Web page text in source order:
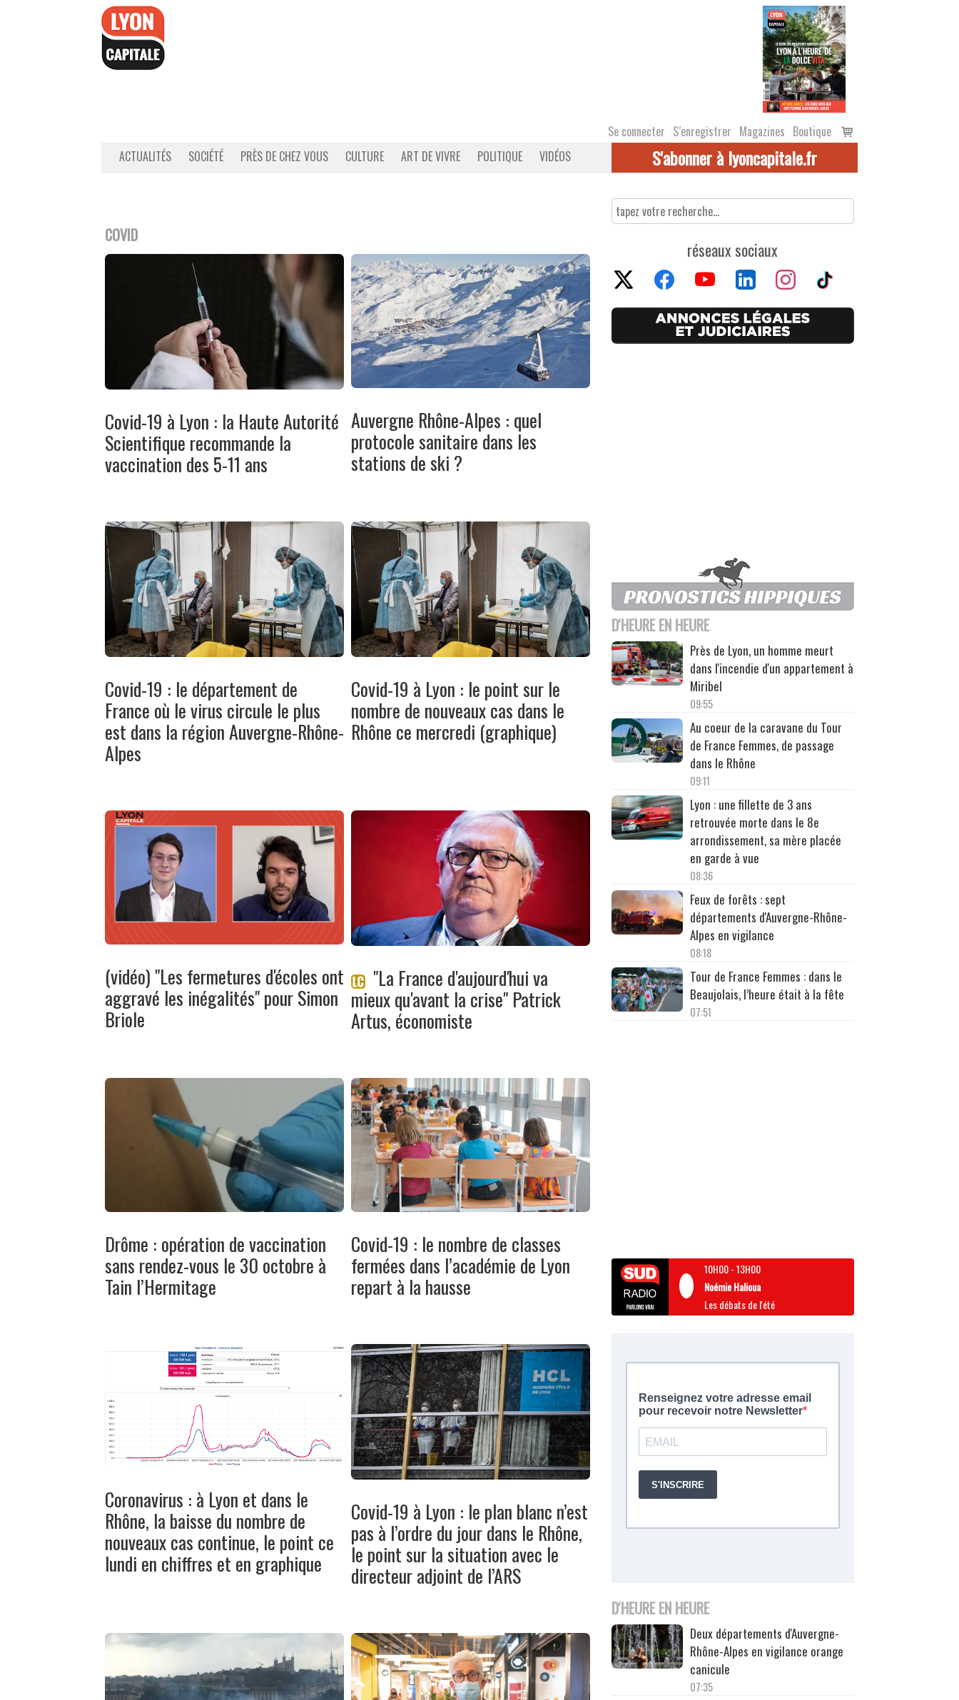
Se connecter S’enregistrer Magazines Boutique
Voir
le
ACTUALITÉS SOCIÉTÉ PRÈS DE CHEZ VOUS CULTURE ART DE VIVRE POLITIQUE VIDÉOS S'abonner à lyoncapitale.fr
COVID
Covid-19 à Lyon : la Haute Autorité
Scientifique recommande la
vaccination des 5-11 ans
Auvergne Rhône-Alpes : quel
protocole sanitaire dans les
stations de ski ?
Covid-19 : le département de
France où le virus circule le plus
est dans la région Auvergne-Rhône-
Alpes
Covid-19 à Lyon : le point sur le
nombre de nouveaux cas dans le
Rhône ce mercredi (graphique)
(vidéo) "Les fermetures d'écoles ont
aggravé les inégalités" pour Simon
Briole
"La France d'aujourd'hui va
mieux qu'avant la crise" Patrick
Artus, économiste
Drôme : opération de vaccination
sans rendez-vous le 30 octobre à
Tain l’Hermitage
Covid-19 : le nombre de classes
fermées dans l’académie de Lyon
repart à la hausse
Coronavirus : à Lyon et dans le
Rhône, la baisse du nombre de
nouveaux cas continue, le point ce
lundi en chiffres et en graphique
Covid-19 à Lyon : le plan blanc n’est
pas à l’ordre du jour dans le Rhône,
le point sur la situation avec le
directeur adjoint de l’ARS
réseaux sociaux
D'HEURE EN HEURE
Près de Lyon, un homme meurt
dans l'incendie d'un appartement à
Miribel
09:55
Au coeur de la caravane du Tour
de France Femmes, de passage
dans le Rhône
09:11
Lyon : une fillette de 3 ans
retrouvée morte dans le 8e
arrondissement, sa mère placée
en garde à vue
08:36
Feux de forêts : sept
départements d'Auvergne-Rhône-
Alpes en vigilance
08:18
Tour de France Femmes : dans le
Beaujolais, l’heure était à la fête
07:51
10H00-13H00
Noémie Halioua
Les débats de l'été
D'HEURE EN HEURE
Deux départements d'Auvergne-
Rhône-Alpes en vigilance orange
canicule
07:35